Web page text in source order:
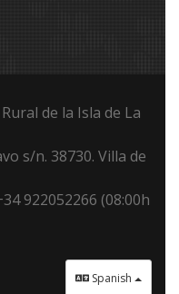
de la Isla de La
s/n. 38730. Villa de
922052266 (08:00h
Spanish